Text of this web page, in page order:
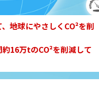
地球にやさしくCO²を削
16万tのCO²を削減して